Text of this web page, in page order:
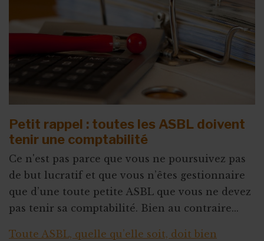
Petit rappel : toutes les ASBL doivent
tenir une comptabilité
Ce n'est pas parce que vous ne poursuivez pas
de but lucratif et que vous n’êtes gestionnaire
que d’une toute petite ASBL que vous ne devez
pas tenir sa comptabilité. Bien au contraire...
Toute ASBL, quelle qu’elle soit, doit bien